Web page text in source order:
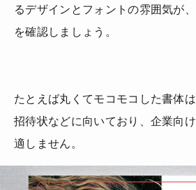
るデザインとフォントの雰囲気が
を確認しましょう。
たとえば丸くてモコモコした書体
招待状などに向いており、企業向
適しません。